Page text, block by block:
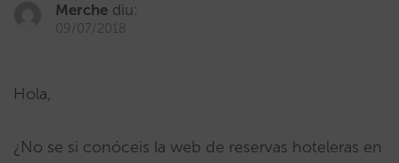
Merche diu:
09/07/2018
Hola,
¿No se si conóceis la web de reservas hoteleras en